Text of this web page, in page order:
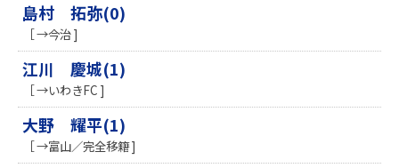
島村 拓弥(0)
［ →今治 ]
江川 慶城(1)
［ →いわきFC ]
大野 耀平(1)
［ →富山／完全移籍 ]